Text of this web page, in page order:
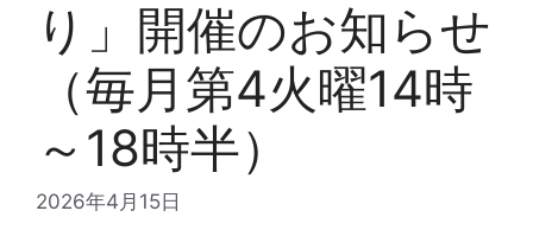
り」開催のお知らせ
（毎月第4火曜14時
～18時半）
2026年4月15日